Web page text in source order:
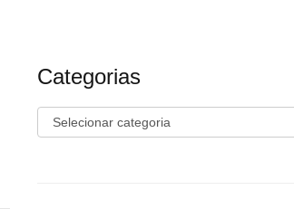
Categorias
Categorias